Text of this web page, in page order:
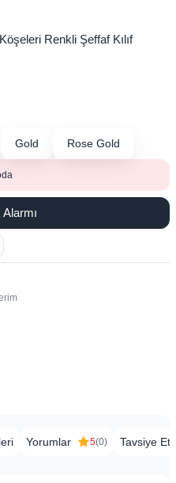
Renkli Şeffaf Kılıf
Gold Rose Gold
Yorumlar 5(0) Tavsiye Et